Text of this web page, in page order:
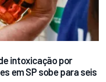
intoxicação por
em SP sobe para seis